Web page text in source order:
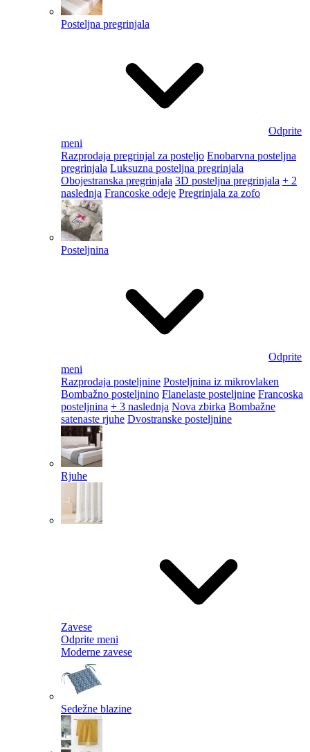
Posteljna pregrinjala
Odprite
meni
Razprodaja pregrinjal za posteljo Enobarvna posteljna
pregrinjala Luksuzna posteljna pregrinjala
Obojestranska pregrinjala 3D posteljna pregrinjala + 2
naslednja Francoske odeje Pregrinjala za zofo
Posteljnina
Odprite
meni
Razprodaja posteljnine Posteljnina iz mikrovlaken
Bombažno posteljnino Flanelaste posteljnine Francoska
posteljnina + 3 naslednja Nova zbirka Bombažne
satenaste rjuhe Dvostranske posteljnine
Rjuhe
Zavese
Odprite meni
Moderne zavese
Sedežne blazine